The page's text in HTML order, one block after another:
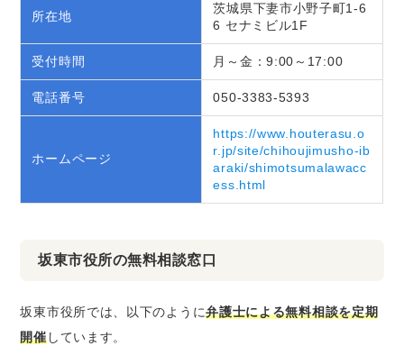
所在地
茨城県下妻市小野子町1-6
6 セナミビル1F
受付時間 月～金：9:00～17:00
電話番号 050-3383-5393
ホームページ
https://www.houterasu.o
r.jp/site/chihoujimusho-ib
araki/shimotsumalawacc
ess.html
坂東市役所の無料相談窓口
坂東市役所では、以下のように弁護士による無料相談を定期
開催しています。